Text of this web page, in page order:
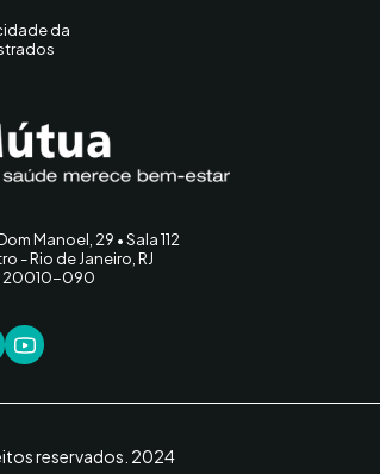
da
Manoel, 29 • Sala 112
- Rio de Janeiro, RJ
20010-090
reservados. 2024